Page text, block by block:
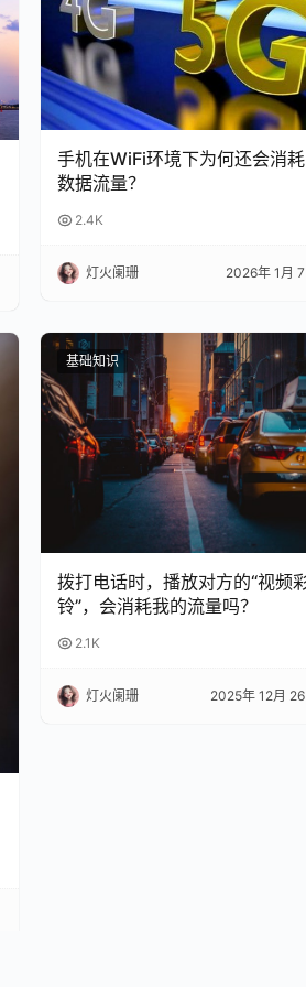
手机在WiFi环境下为何还会消耗
数据流量？
2.4K
灯火阑珊 2026年 1月
基础知识
拨打电话时，播放对方的“视频
铃”，会消耗我的流量吗？
2.1K
灯火阑珊 2025年 12月